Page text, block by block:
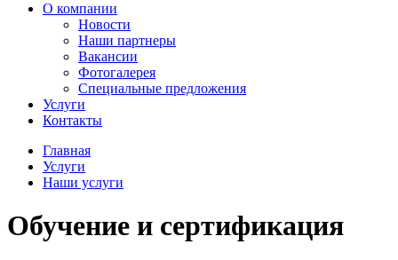
О компании
Новости
Наши партнеры
Вакансии
Фотогалерея
Специальные предложения
Услуги
Контакты
Главная
Услуги
Наши услуги
Обучение и сертификация